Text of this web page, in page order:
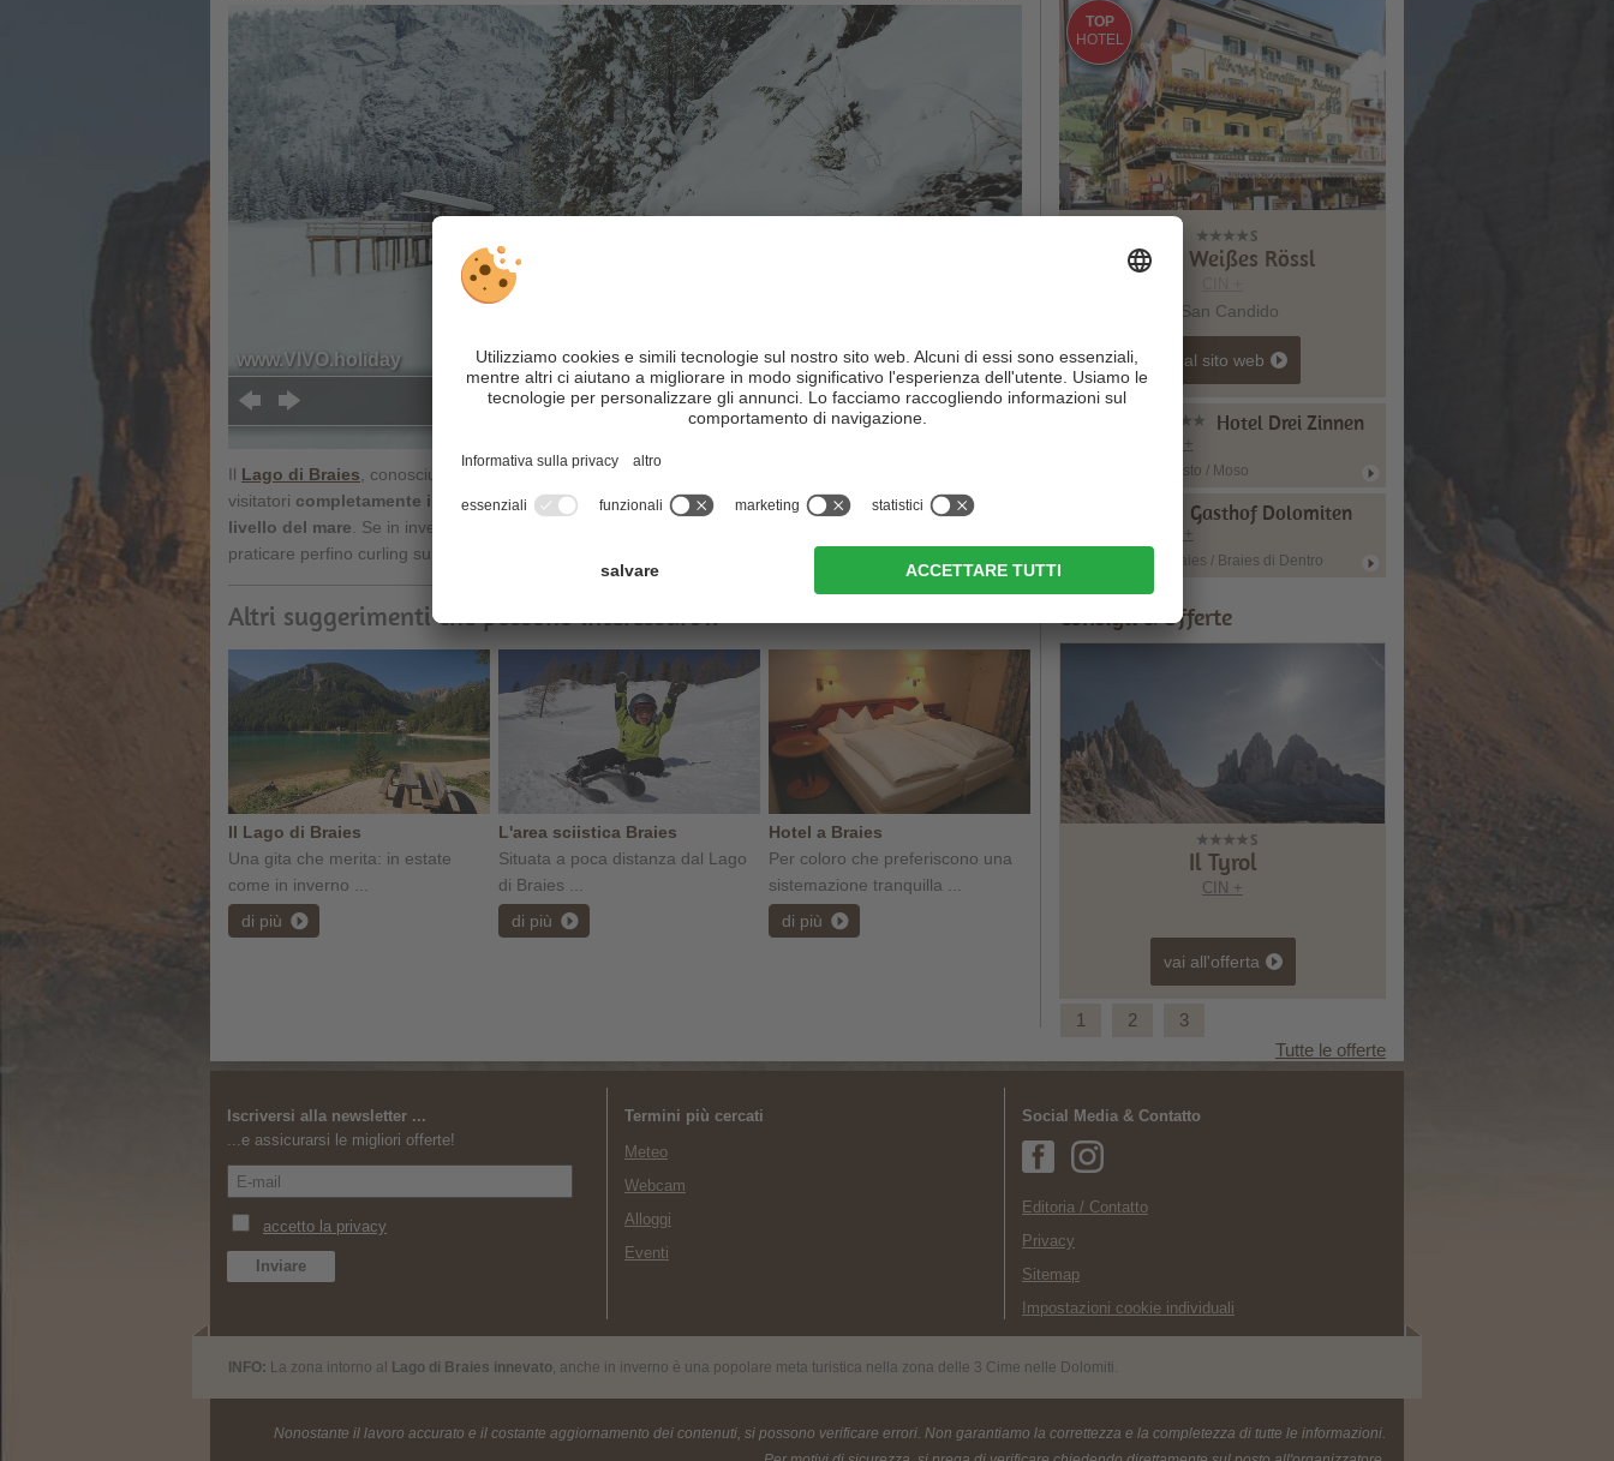
Il Lago di Braies , conosciuto anche come la "perla" dei laghi dolomitici, in inverno si presenta ai suoi
visitatori completamente innevato. Non c'è da meravigliarsi, dato che il lago giace a quasi 1.500 m sul
livello del mare . Se in inverno è abbastanza freddo e le temperature sono adeguate, qui si può
praticare perfino curling su ghiaccio.
Altri suggerimenti che possono interessarvi:
Il Lago di Braies
Una gita che merita: in estate
come in inverno ...
di più
L'area sciistica Braies
Situata a poca distanza dal Lago
di Braies ...
di più
Hotel a Braies
Per coloro che preferiscono una
sistemazione tranquilla ...
di più
TOP
HOTEL
Hotel Weißes Rössl
San Candido
vai al sito web
Hotel Drei Zinnen
CIN +
Sesto / Moso
Gasthof Dolomiten
CIN +
Braies / Braies di Dentro
Consigli & Offerte
Experience
1 2
3
Tutte le offerte
Iscriversi alla newsletter ...
...e assicurarsi le migliori offerte!
Termini più cercati
Meteo
Webcam
Alloggi
Eventi
Social Media & Contatto
Editoria / Contatto
Privacy
Sitemap
Impostazioni cookie individuali
INFO: La zona intorno al Lago di Braies innevato , anche in inverno è una popolare meta turistica nella zona delle 3 Cime nelle Dolomiti.
Nonostante il lavoro accurato e il costante aggiornamento dei contenuti, si possono verificare errori. Non garantiamo la correttezza e la completezza di tutte le informazioni.